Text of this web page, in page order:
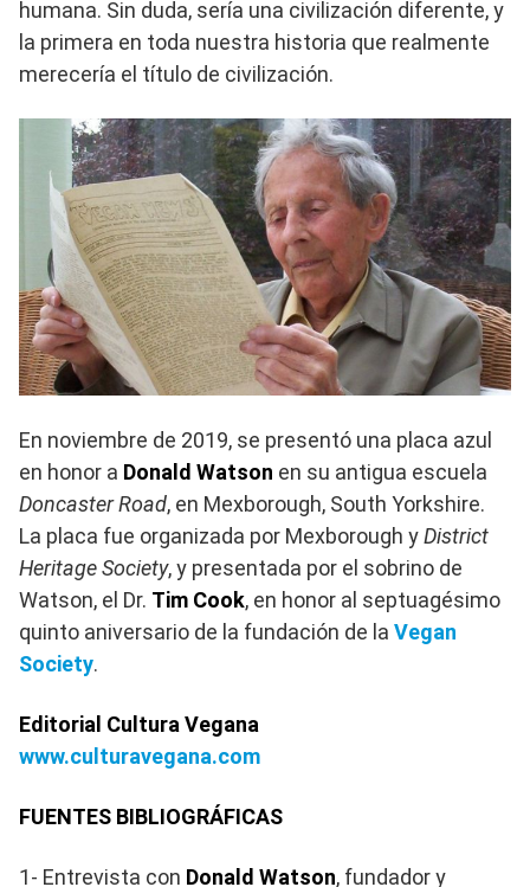
humana. Sin duda, sería una civilización diferente, y
la primera en toda nuestra historia que realmente
merecería el título de civilización.
En noviembre de 2019, se presentó una placa azul
en honor a Donald Watson en su antigua escuela
Doncaster Road, en Mexborough, South Yorkshire.
La placa fue organizada por Mexborough yDistrict
Heritage Society, y presentada por el sobrino de
Watson, el Dr. Tim Cook, en honor al septuagésimo
quinto aniversario de la fundación de la Vegan
Society.
Editorial Cultura Vegana
www.culturavegana.com
FUENTES BIBLIOGRÁFICAS
1- Entrevista con Donald Watson, fundador y